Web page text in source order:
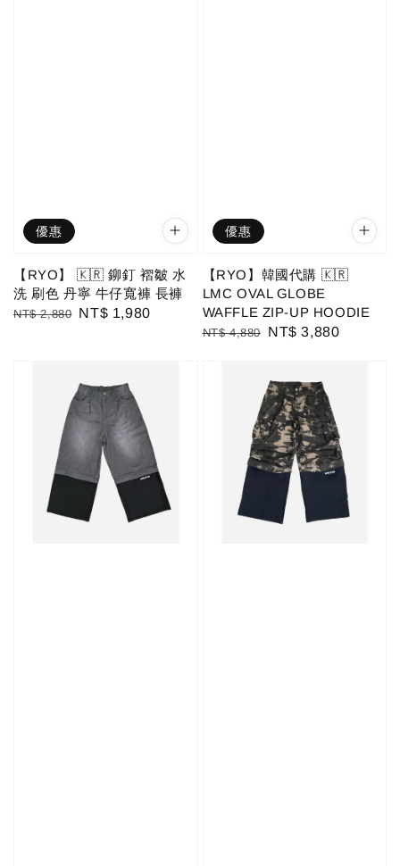
優惠
【RYO】 🇰🇷 鉚釘 褶皺 水
洗 刷色 丹寧 牛仔寬褲 長褲
Regular
NT$ 2,880 Sale
NT$ 1,980
優惠
【RYO】韓國代購 🇰🇷
LMC OVAL GLOBE
WAFFLE ZIP-UP HOODIE
Regular
NT$ 4,880
Sale
NT$ 3,880